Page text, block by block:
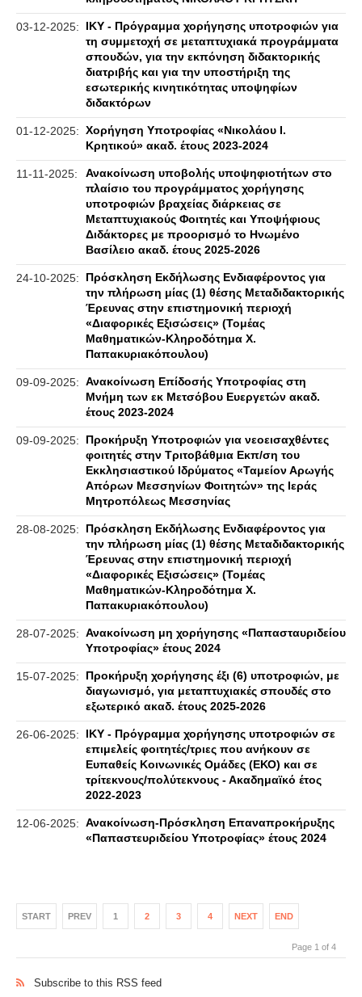
03-12-2025:
ΙΚΥ - Πρόγραμμα χορήγησης υποτροφιών για
τη συμμετοχή σε μεταπτυχιακά προγράμματα
σπουδών, για την εκπόνηση διδακτορικής
διατριβής και για την υποστήριξη της
εσωτερικής κινητικότητας υποψηφίων
διδακτόρων
01-12-2025: Χορήγηση Υποτροφίας «Νικολάου Ι.
Κρητικού» ακαδ. έτους 2023-2024
11-11-2025:
Ανακοίνωση υποβολής υποψηφιοτήτων στο
πλαίσιο του προγράμματος χορήγησης
υποτροφιών βραχείας διάρκειας σε
Μεταπτυχιακούς Φοιτητές και Υποψήφιους
Διδάκτορες με προορισμό το Ηνωμένο
Βασίλειο ακαδ. έτους 2025-2026
24-10-2025:
Πρόσκληση Εκδήλωσης Ενδιαφέροντος για
την πλήρωση μίας (1) θέσης Μεταδιδακτορικής
Έρευνας στην επιστημονική περιοχή
«Διαφορικές Εξισώσεις» (Τομέας
Μαθηματικών-Κληροδότημα Χ.
Παπακυριακόπουλου)
09-09-2025: Ανακοίνωση Επίδοσής Υποτροφίας στη
Μνήμη των εκ Μετσόβου Ευεργετών ακαδ.
έτους 2023-2024
09-09-2025:
Προκήρυξη Υποτροφιών για νεοεισαχθέντες
φοιτητές στην Τριτοβάθμια Εκπ/ση του
Εκκλησιαστικού Ιδρύματος «Ταμείον Αρωγής
Απόρων Μεσσηνίων Φοιτητών» της Ιεράς
Μητροπόλεως Μεσσηνίας
28-08-2025:
Πρόσκληση Εκδήλωσης Ενδιαφέροντος για
την πλήρωση μίας (1) θέσης Μεταδιδακτορικής
Έρευνας στην επιστημονική περιοχή
«Διαφορικές Εξισώσεις» (Τομέας
Μαθηματικών-Κληροδότημα Χ.
Παπακυριακόπουλου)
28-07-2025: Ανακοίνωση μη χορήγησης «Παπασταυριδείου
Υποτροφίας» έτους 2024
15-07-2025:
Προκήρυξη χορήγησης έξι (6) υποτροφιών, με
διαγωνισμό, για μεταπτυχιακές σπουδές στο
εξωτερικό ακαδ. έτους 2025-2026
26-06-2025:
ΙΚΥ - Πρόγραμμα χορήγησης υποτροφιών σε
επιμελείς φοιτητές/τριες που ανήκουν σε
Ευπαθείς Κοινωνικές Ομάδες (ΕΚΟ) και σε
τρίτεκνους/πολύτεκνους - Ακαδημαϊκό έτος
2022-2023
12-06-2025: Ανακοίνωση-Πρόσκληση Επαναπροκήρυξης
«Παπαστευριδείου Υποτροφίας» έτους 2024
START PREV 1 2 3 4 NEXT END
Page 1 of 4
Subscribe to this RSS feed